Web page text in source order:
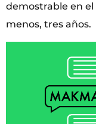
demostrable en el
menos, tres años.